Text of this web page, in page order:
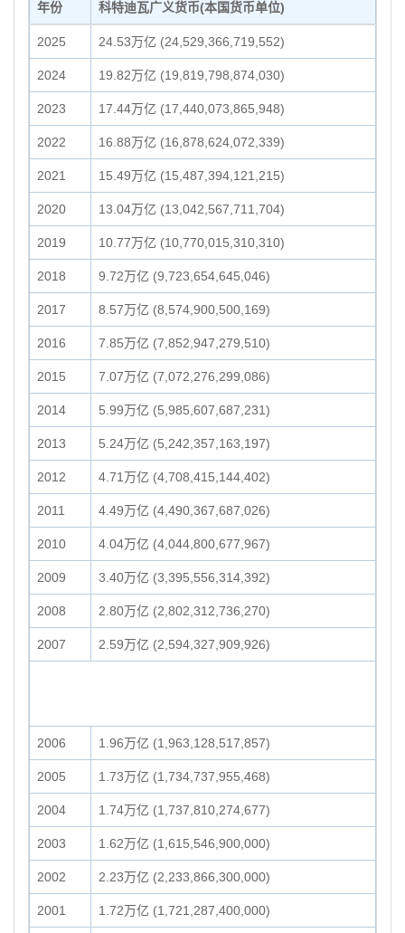
年份 科特迪瓦广义货币(本国货币单位)
2025 24.53万亿 (24,529,366,719,552)
2024 19.82万亿 (19,819,798,874,030)
2023 17.44万亿 (17,440,073,865,948)
2022 16.88万亿 (16,878,624,072,339)
2021 15.49万亿 (15,487,394,121,215)
2020 13.04万亿 (13,042,567,711,704)
2019 10.77万亿 (10,770,015,310,310)
2018 9.72万亿 (9,723,654,645,046)
2017 8.57万亿 (8,574,900,500,169)
2016 7.85万亿 (7,852,947,279,510)
2015 7.07万亿 (7,072,276,299,086)
2014 5.99万亿 (5,985,607,687,231)
2013 5.24万亿 (5,242,357,163,197)
2012 4.71万亿 (4,708,415,144,402)
2011 4.49万亿 (4,490,367,687,026)
2010 4.04万亿 (4,044,800,677,967)
2009 3.40万亿 (3,395,556,314,392)
2008 2.80万亿 (2,802,312,736,270)
2007 2.59万亿 (2,594,327,909,926)
2006 1.96万亿 (1,963,128,517,857)
2005 1.73万亿 (1,734,737,955,468)
2004 1.74万亿 (1,737,810,274,677)
2003 1.62万亿 (1,615,546,900,000)
2002 2.23万亿 (2,233,866,300,000)
2001 1.72万亿 (1,721,287,400,000)